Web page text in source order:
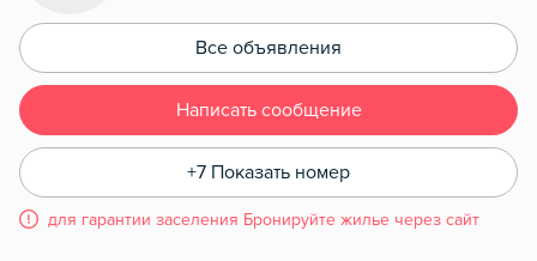
Все объявления
Написать сообщение
+7 Показать номер
для гарантии заселения Бронируйте жилье через сайт